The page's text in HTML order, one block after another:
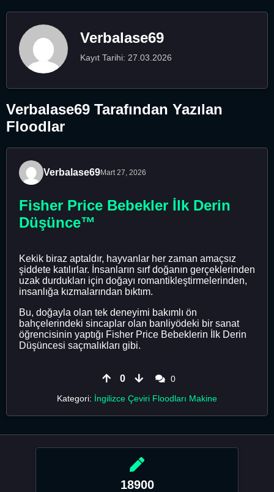
Verbalase69
Kayıt Tarihi: 27.03.2026
Verbalase69 Tarafından Yazılan
Floodlar
Verbalase69Mart 27, 2026
Fisher Price Bebekler İlk Derin
Düşünce™
Kekik biraz aptaldır, hayvanlar her zaman amaçsız
şiddete katılırlar. İnsanların sırf doğanın gerçeklerinden
uzak durdukları için doğayı romantikleştirmelerinden,
insanlığa kızmalarından bıktım.
Bu, doğayla olan tek deneyimi bakımlı ön
bahçelerindeki sincaplar olan banliyödeki bir sanat
öğrencisinin yaptığı Fisher Price Bebeklerin İlk Derin
Düşüncesi saçmalıkları gibi.
0
0
Kategori: İngilizce Çeviri Floodları Makine
18900